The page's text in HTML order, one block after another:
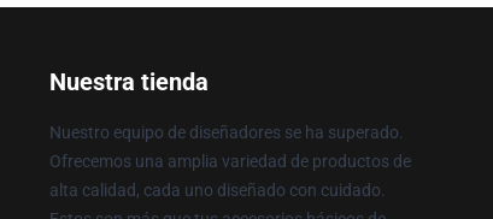
Nuestra tienda
Nuestro equipo de diseñadores se ha superado.
Ofrecemos una amplia variedad de productos de
alta calidad, cada uno diseñado con cuidado.